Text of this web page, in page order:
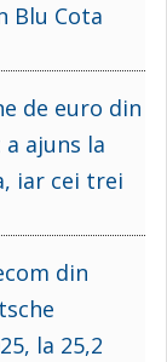
Blu Cota
de euro din
ajuns la
iar cei trei
din
la 25,2